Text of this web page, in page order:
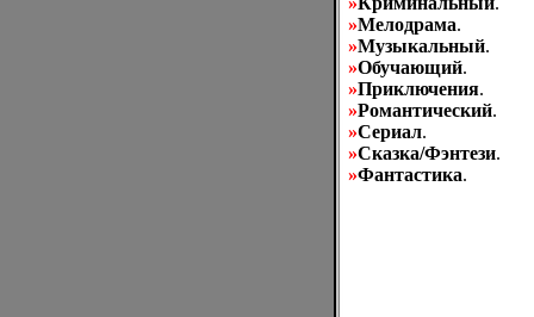
»Мелодрама.
»Музыкальный.
»Обучающий.
»Приключения.
»Романтический.
»Сериал.
»Сказка/Фэнтези.
»Фантастика.